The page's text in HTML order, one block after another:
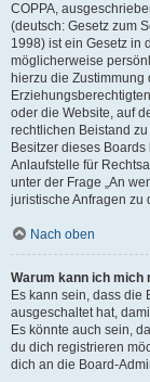
COPPA,
(deutsch: Gesetz zum
1998) ist ein Gesetz in
möglicherweise
hierzu die
oder die Website, auf
rechtlichen Beistand
Besitzer dieses
Anlaufstelle für
unter der Frage „An
juristische Anfragen zu
Nach oben
Warum kann ich mich
Es kann sein, dass die
ausgeschaltet hat,
Es könnte auch sein,
du dich registrieren
dich an die Board-